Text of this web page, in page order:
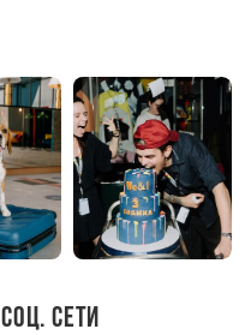
Соц. сети